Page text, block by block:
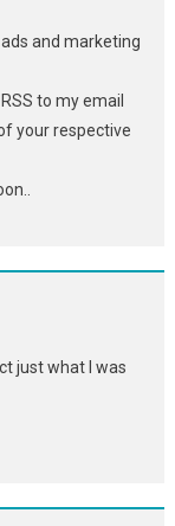
and marketing
to my email
your respective
just what I was